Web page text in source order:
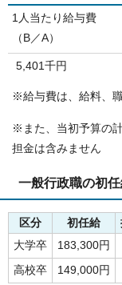
1人当たり給与費
（B／A）
5,401千円
※給与費は、給料、
※また、当初予算の
担金は含みません
一般行政職の初
区分 初任給
大学卒
183,300円
高校卒 149,000円